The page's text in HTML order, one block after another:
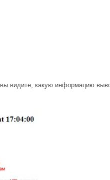
видите, какую информацию